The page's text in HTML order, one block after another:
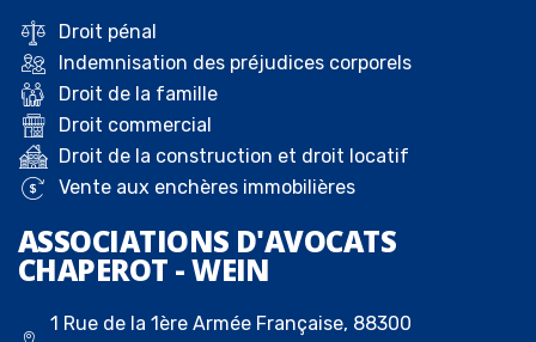
Droit pénal
Indemnisation des préjudices corporels
Droit de la famille
Droit commercial
Droit de la construction et droit locatif
Vente aux enchères immobilières
ASSOCIATIONS D'AVOCATS
CHAPEROT - WEIN
1 Rue de la 1ère Armée Française, 88300